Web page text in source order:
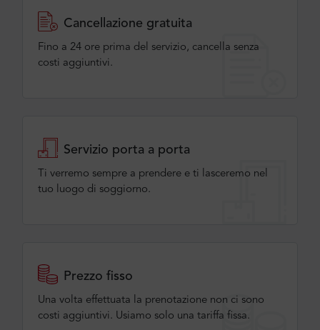
Cancellazione gratuita
Fino a 24 ore prima del servizio, cancella senza
costi aggiuntivi.
Servizio porta a porta
Ti verremo sempre a prendere e ti lasceremo nel
tuo luogo di soggiorno.
Prezzo fisso
Una volta effettuata la prenotazione non ci sono
costi aggiuntivi. Usiamo solo una tariffa fissa.